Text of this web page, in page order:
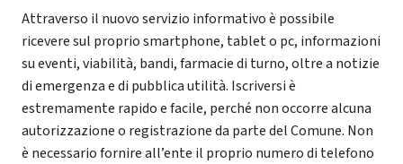
Attraverso il nuovo servizio informativo è possibile
ricevere sul proprio smartphone, tablet o pc, informazioni
su eventi, viabilità, bandi, farmacie di turno, oltre a notizie
di emergenza e di pubblica utilità. Iscriversi è
estremamente rapido e facile, perché non occorre alcuna
autorizzazione o registrazione da parte del Comune. Non
è necessario fornire all’ente il proprio numero di telefono